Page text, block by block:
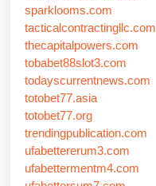
sparklooms.com
tacticalcontractingllc.com
thecapitalpowers.com
tobabet88slot3.com
todayscurrentnews.com
totobet77.asia
totobet77.org
trendingpublication.com
ufabettererum3.com
ufabettermentm4.com